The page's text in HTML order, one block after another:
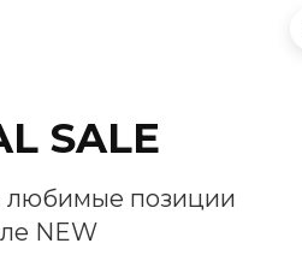
Sarabanda
мальчиков
SALE
любимые позиции
NEW